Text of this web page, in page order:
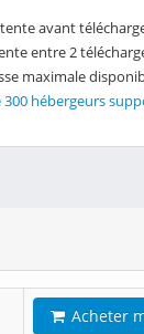
avant
entre 2
maximale
300 hébergeurs
Acheter